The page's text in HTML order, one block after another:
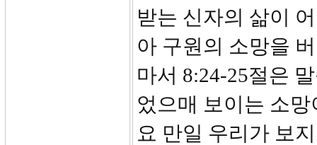
받는 신자의 삶이
아 구원의 소망을
마서 8:24-25절은
었으매 보이는 소
요 만일 우리가 보